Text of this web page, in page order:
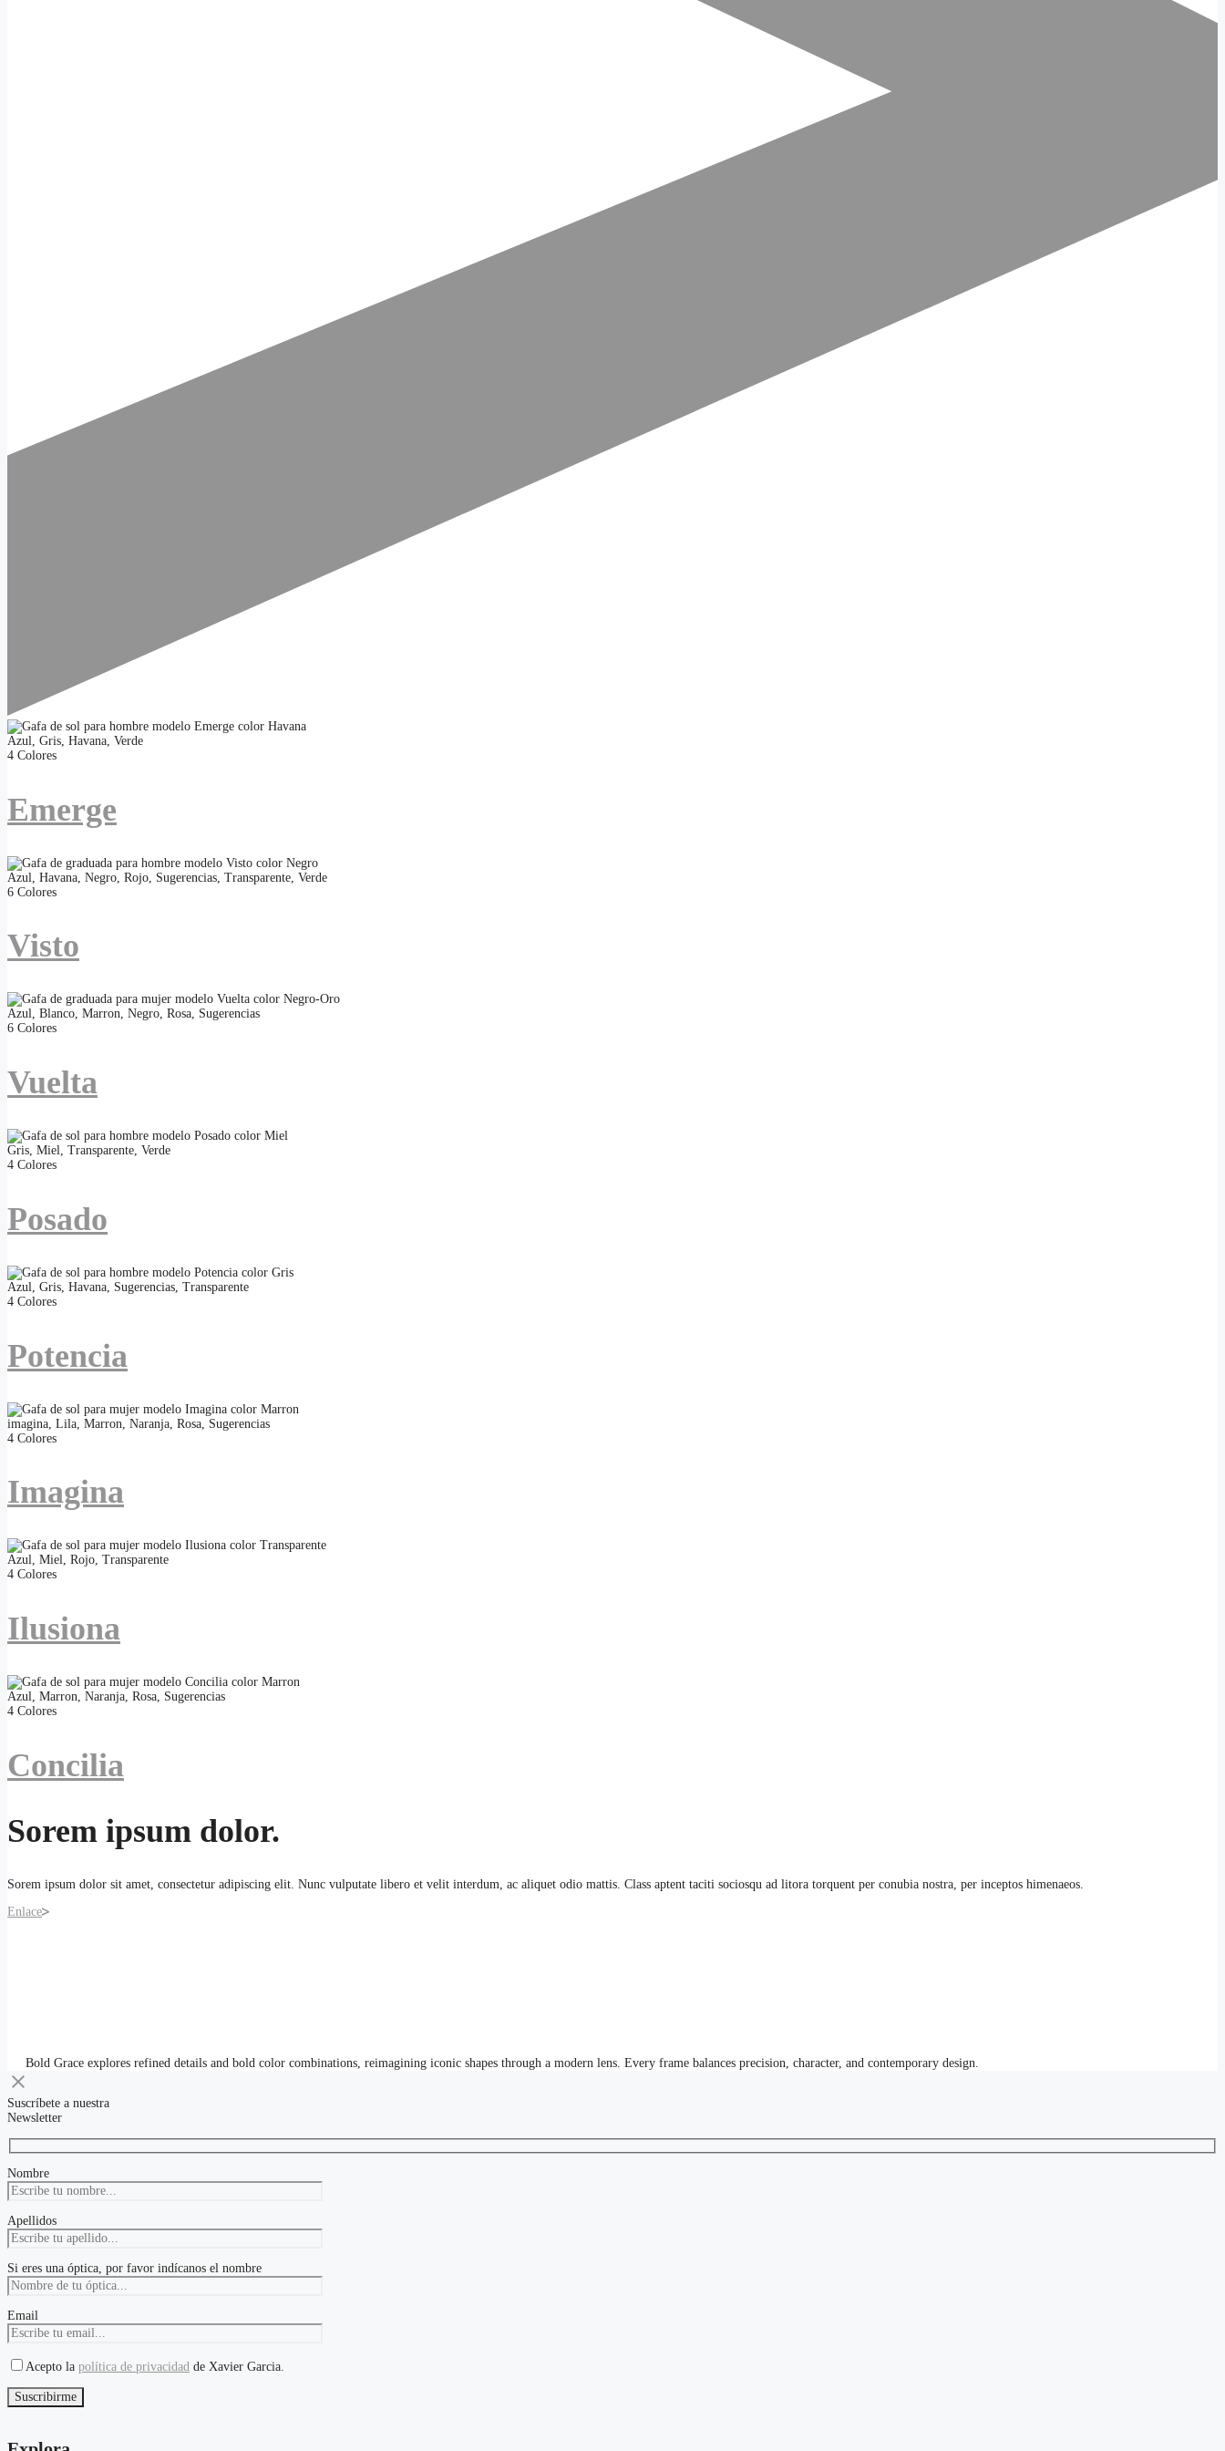
Azul Gris Havana Verde
4 Colores
Emerge
Azul Havana Negro Rojo Sugerencias Transparente Verde
6 Colores
Visto
Azul, Blanco, Marron, Negro, Rosa, Sugerencias
6 Colores
Vuelta
Gris, Miel, Transparente, Verde
4 Colores
Posado
Azul Gris Havana Sugerencias Transparente
4 Colores
Potencia
imagina Lila Marron Naranja Rosa Sugerencias
4 Colores
Imagina
Azul, Miel, Rojo, Transparente
4 Colores
Ilusiona
Azul, Marron, Naranja, Rosa, Sugerencias
4 Colores
Concilia
Sorem ipsum dolor.
Sorem ipsum dolor sit amet, consectetur adipiscing elit. Nunc vulputate libero et velit interdum, ac aliquet odio mattis. Class aptent taciti sociosqu ad litora torquent per conubia nostra, per inceptos himenaeos.
Enlace
Bold Grace explores refined details and bold color combinations, reimagining iconic shapes through a modern lens. Every frame balances precision, character, and contemporary design.
Suscríbete a nuestra
Newsletter
Nombre
Apellidos
Si eres una óptica, por favor indícanos el nombre
Email
Acepto la política de privacidad de Xavier Garcia.